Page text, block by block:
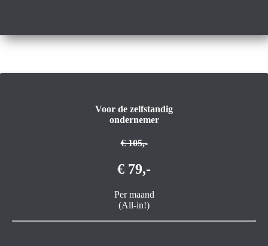
Voor de zelfstandig
ondernemer
€ 105,-
€ 79,-
Per maand
(All-in!)